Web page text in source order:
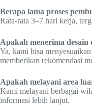
Berapa lama proses
Rata-rata 3–7 hari kerja,
Apakah menerima desain
Ya, kami bisa
memberikan rekomendasi
Apakah melayani area
Kami melayani berbagai
informasi lebih lanjut.